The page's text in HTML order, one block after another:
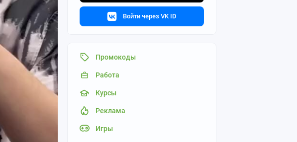
Войти через VK ID
Промокоды
Работа
Курсы
Реклама
Игры